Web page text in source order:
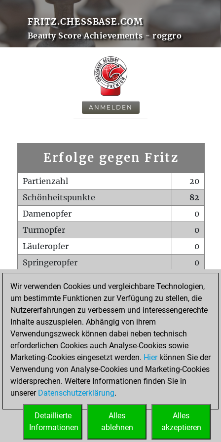
FRITZ.CHESSBASE.COM
Beauty Score Achievements - roggro
ANMELDEN
Erfolge gegen Fritz
Partienzahl
20
Schönheitspunkte
82
Damenopfer
0
Turmopfer
0
Läuferopfer
0
Springeropfer
0
Matt auf vollem Brett
0
Bauer setzt Matt
0
Erstickte Matts
Unterverwandlungen
Türme auf der siebten
0
STARTSEITE
Wir verwenden Cookies und vergleichbare Technologien,
um bestimmte Funktionen zur Verfügung zu stellen, die
Nutzererfahrungen zu verbessern und interessengerechte
Inhalte auszuspielen. Abhängig von ihrem
Verwendungszweck können dabei neben technisch
erforderlichen Cookies auch Analyse-Cookies sowie
Marketing-Cookies eingesetzt werden. Hierkönnen Sie der
Verwendung von Analyse-Cookies und Marketing-Cookies
widersprechen. Weitere Informationen finden Sie in
unserer Datenschutzerklärung.
Alles
akzeptieren
Alles
ablehnen
Detaillierte
Informationen